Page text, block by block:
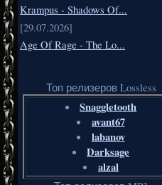
Krampus - Shadows Of...
[29.07.2026]
Age Of Rage - The Lo...
Топ релизеров Lossless
Snaggletooth
avant67
labanov
Darksage
alzal